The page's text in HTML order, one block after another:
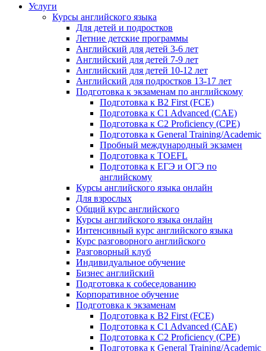
Услуги
Курсы английского языка
Для детей и подростков
Летние детские программы
Английский для детей 3-6 лет
Английский для детей 7-9 лет
Английский для детей 10-12 лет
Английский для подростков 13-17 лет
Подготовка к экзаменам по английскому
Подготовка к B2 First (FCE)
Подготовка к C1 Advanced (CAE)
Подготовка к C2 Proficiency (CPE)
Подготовка к General Training/Academic
Пробный международный экзамен
Подготовка к TOEFL
Подготовка к ЕГЭ и ОГЭ по
английскому
Курсы английского языка онлайн
Для взрослых
Общий курс английского
Курсы английского языка онлайн
Интенсивный курс английского языка
Курс разговорного английского
Разговорный клуб
Индивидуальное обучение
Бизнес английский
Подготовка к собеседованию
Корпоративное обучение
Подготовка к экзаменам
Подготовка к B2 First (FCE)
Подготовка к C1 Advanced (CAE)
Подготовка к C2 Proficiency (CPE)
Подготовка к General Training/Academic